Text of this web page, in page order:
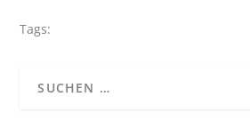
Tags: